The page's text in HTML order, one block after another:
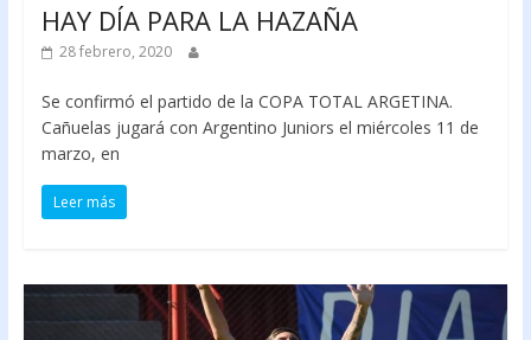
HAY DÍA PARA LA HAZAÑA
28 febrero, 2020
Se confirmó el partido de la COPA TOTAL ARGETINA.
Cañuelas jugará con Argentino Juniors el miércoles 11 de
marzo, en
Leer más